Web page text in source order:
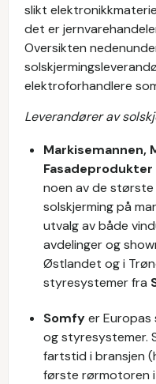
slikt
det er
Oversikten
elektroforhandlere
Leverandører av
Markisemannen,
Fasadeprodukter
noen av de
solskjerming på
utvalg av både
avdelinger og
Østlandet og i
styresystemer fra
Somfyer
og styresystemer.
fartstid i bransjen
første rørmotoren